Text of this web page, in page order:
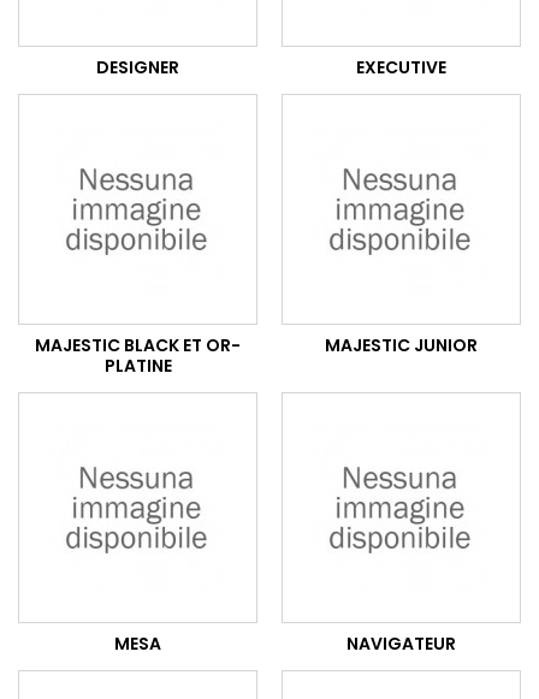
DESIGNER EXECUTIVE
MAJESTIC BLACK ET OR-
PLATINE
MAJESTIC JUNIOR
MESA NAVIGATEUR